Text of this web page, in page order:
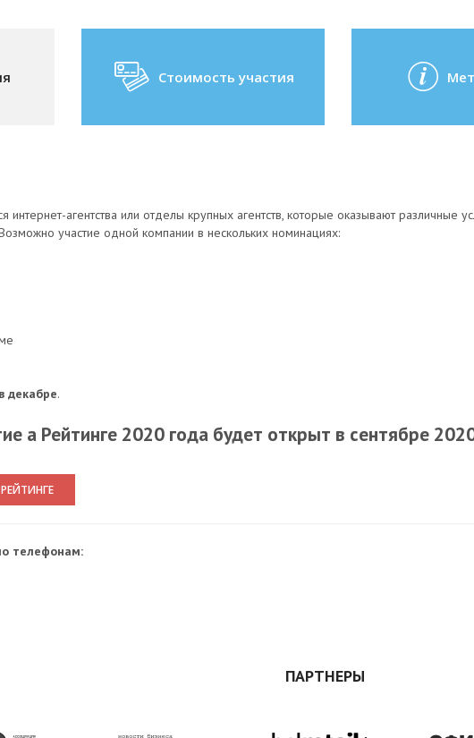
Стоимость участия
интернет-агентства или отделы крупных агентств, которые оказывают различные
участие одной компании в нескольких номинациях:
в декабре.
а Рейтинге 2020 года будет открыт в сентябре
телефонам:
ПАРТНЕРЫ